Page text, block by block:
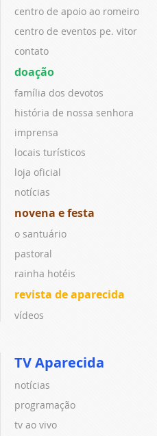
centro de apoio ao romeiro
centro de eventos pe. vitor
contato
doação
família dos devotos
história de nossa senhora
imprensa
locais turísticos
loja oficial
notícias
novena e festa
o santuário
pastoral
rainha hotéis
revista de aparecida
vídeos
TV Aparecida
notícias
programação
tv ao vivo